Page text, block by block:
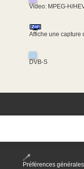
Video: MPEG-H/
Affiche une capture
DVB-S
Préférences générales